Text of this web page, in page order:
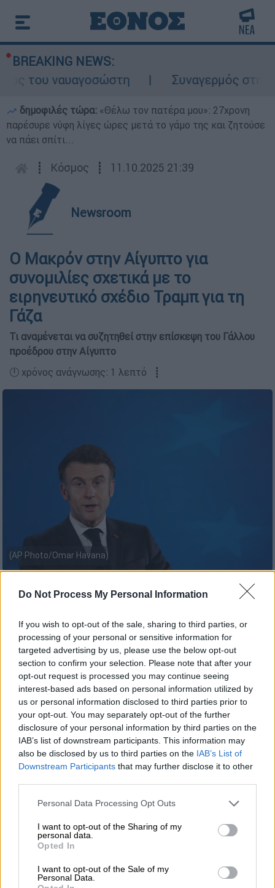
Do Not Process My Personal Information
If you wish to opt-out of the sale, sharing to third parties, or
processing of your personal or sensitive information for
targeted advertising by us, please use the below opt-out
section to confirm your selection. Please note that after your
opt-out request is processed you may continue seeing
interest-based ads based on personal information utilized by
us or personal information disclosed to third parties prior to
your opt-out. You may separately opt-out of the further
disclosure of your personal information by third parties on the
IAB’s list of downstream participants. This information may
also be disclosed by us to third parties on the IAB’s List of
Downstream Participants that may further disclose it to other
Please note that this website/app uses one or more Google
not limited to your visit or usage behaviour. You may click to
grant or deny consent to Google and its third-party tags to
use your data for below specified purposes in below Google
consent section.
Personal Data Processing Opt Outs
I want to opt-out of the Sharing of my
personal data.
Opted In
I want to opt-out of the Sale of my
Personal Data.
BREAKING NEWS:
του ναυαγοσώστη
Συναγερμός στην
δημοφιλές τώρα: «Θέλω τον πατέρα μου»: 27χρονη
παρέσυρε νύφη λίγες ώρες μετά το γάμο της και ζητούσε
να πάει σπίτι...
┋ Κόσμος ┋ 11.10.2025 21:39
Newsroom
Ο Μακρόν στην Αίγυπτο για
συνομιλίες σχετικά με το
ειρηνευτικό σχέδιο Τραμπ για τη
Γάζα
Τι αναμένεται να συζητηθεί στην επίσκεψη του Γάλλου
προέδρου στην Αίγυπτο
🕛 χρόνος ανάγνωσης: 1 λεπτό ┋
(AP Photo/Omar Havana)
Προσθέστε το ΕΘΝΟΣ στη Google
Στην Αίγυπτοαναμένεται να μεταβεί τη
Δευτέρα (13/10) οΕμανουέλ Μακρόνγια να
διαμηνύσει την «υποστήριξή τουστην
εφαρμογή της συμφωνίας που παρουσίασε ο
Ντόναλντ Τραμπμε στόχο τον τερματισμό
του πολέμου στηΓάζα», σύμφωνα με
ανακοίνωση του Ελιζέ.
Όπως δήλωσε η γαλλική προεδρία, ο Γάλλος
πρόεδρος θα συζητήσει «με τους εταίρους
του για τα επόμενα στάδια της εφαρμογής
του ειρηνευτικού σχεδίου». Ωστόσο,
δεν
Αμερικανό ομόλογό του, ο οποίος εξίσου
αναμένεταινα μεταβεί στη χώρα.
ΔΙΑΒΑΣΤΕ ΕΠΙΣΗΣ